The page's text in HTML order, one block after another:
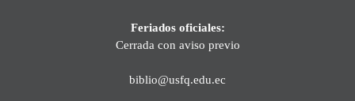
Feriados oficiales:
Cerrada con aviso previo
biblio@usfq.edu.ec